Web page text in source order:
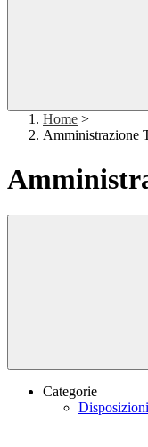
Home >
Amministrazione
Categorie